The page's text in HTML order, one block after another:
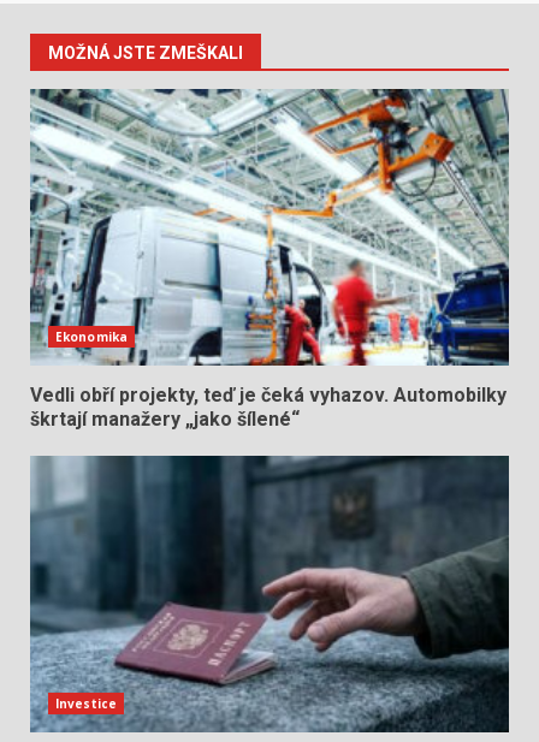
MOŽNÁ JSTE ZMEŠKALI
Ekonomika
Vedli obří projekty, teď je čeká vyhazov. Automobilky
škrtají manažery „jako šílené“
Investice